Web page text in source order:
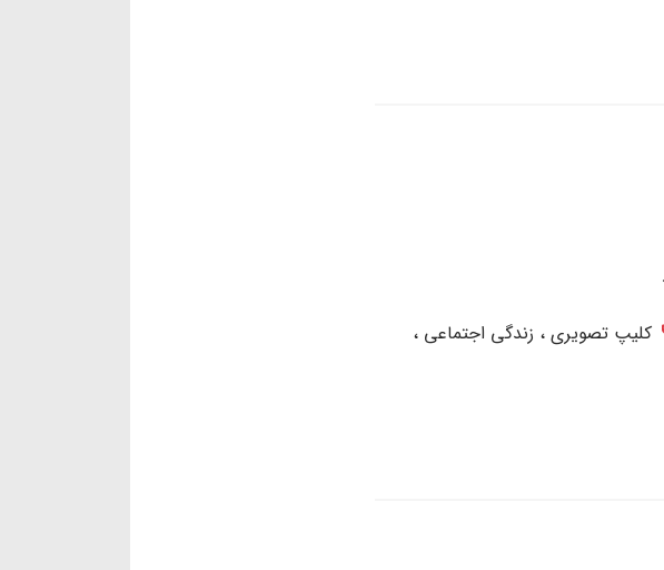
کلیپ تصویری
زندگی اجتماعی